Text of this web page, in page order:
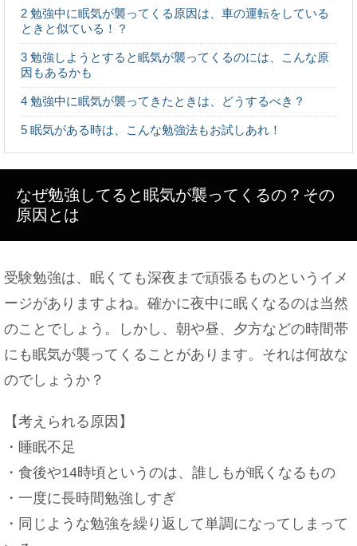
薬指に指輪をする意味は？指ごとに違う指輪をする
時の意味
初めてのキャンプに必要なものは？初心者でもこれ
で大丈夫！
後輩が彼女になるとどんないいことがある？高校生
の恋愛事情
スも紹介！
2 勉強中に眠気が襲ってくる原因は、車の運転をしている
ときと似ている！？
3 勉強しようとすると眠気が襲ってくるのには、こんな原
因もあるかも
4 勉強中に眠気が襲ってきたときは、どうするべき？
5 眠気がある時は、こんな勉強法もお試しあれ！
なぜ勉強してると眠気が襲ってくるの？その
原因とは
受験勉強は、眠くても深夜まで頑張るものというイメ
ージがありますよね。確かに夜中に眠くなるのは当然
のことでしょう。しかし、朝や昼、夕方などの時間帯
にも眠気が襲ってくることがあります。それは何故な
のでしょうか？
【考えられる原因】
・睡眠不足
・食後や14時頃というのは、誰しもが眠くなるもの
・一度に長時間勉強しすぎ
・同じような勉強を繰り返して単調になってしまって